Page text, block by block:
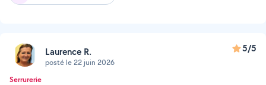
Laurence R.
posté le 22 juin 2026
5/5
Serrurerie